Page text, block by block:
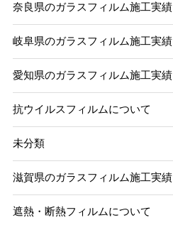
奈良県のガラスフィルム施工実績
岐阜県のガラスフィルム施工実績
愛知県のガラスフィルム施工実績
抗ウイルスフィルムについて
未分類
滋賀県のガラスフィルム施工実績
遮熱・断熱フィルムについて